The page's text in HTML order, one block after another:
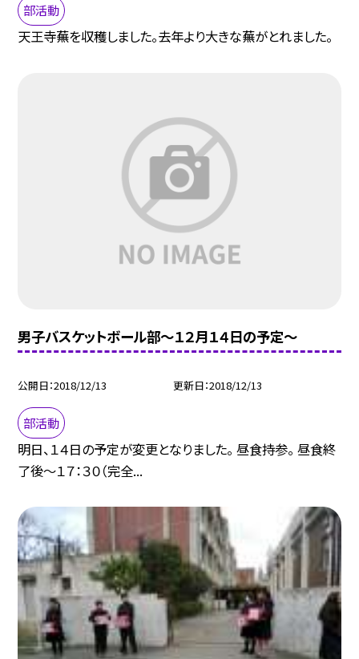
部活動
天王寺蕪を収穫しました。去年より大きな蕪がとれました。
男子バスケットボール部〜１２月１４日の予定〜
公開日 2018/12/13 更新日 2018/12/13
部活動
明日、１４日の予定が変更となりました。 昼食持参。 昼食終
了後〜１７：３０（完全...